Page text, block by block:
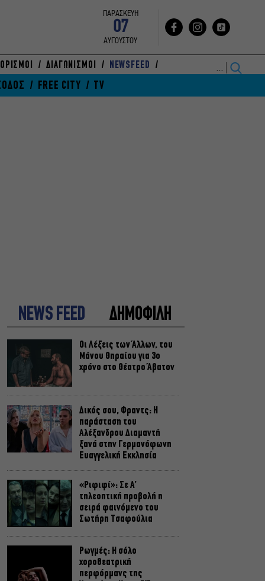
ΠΑΡΑΣΚΕΥΗ
07
ΑΥΓΟΥΣΤΟΥ
ΔΙΑΓΩΝΙΣΜΟΙ NEWSFEED
FREE CITY TV
NEWS FEED ΔΗΜΟΦΙΛΗ
Οι Λέξεις των Άλλων, του
Μάνου Θηραίου για 3ο
χρόνο στο Θέατρο Άβατον
Δικός σου, Φραντς: Η
παράσταση του
Αλέξανδρου Διαμαντή
ξανά στην Γερμανόφωνη
Ευαγγελική Εκκλησία
«Ριφιφί»: Σε Α’
τηλεοπτική προβολή η
σειρά φαινόμενο του
Σωτήρη Τσαφούλια
Ρωγμές: Η σόλο
χοροθεατρική
περφόρμανς της